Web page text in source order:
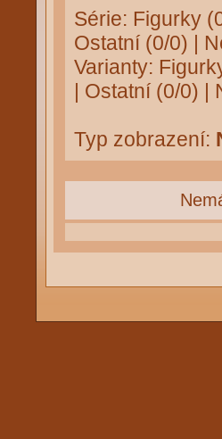
Série: Figurky
Ostatní (0/0) |
Varianty:
| Ostatní (0/0) |
Typ zobrazení: